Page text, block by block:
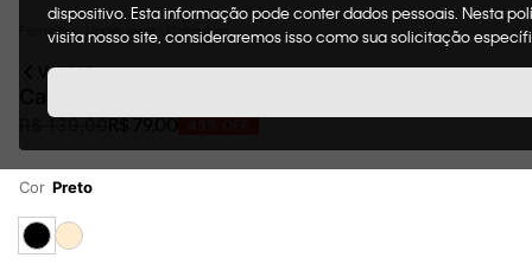
dispositivo. Esta informação pode conter dados pessoais. Nesta
visita nosso site, consideraremos isso como sua solicitação
Feminino Underwear Calcinhas
VOLTAR
139,00R$79,00
Cor Preto